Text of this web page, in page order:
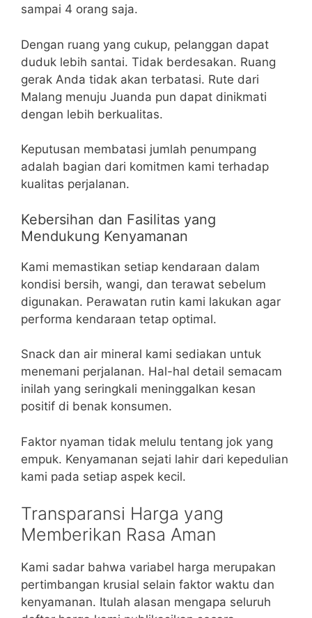
sampai 4 orang saja.
Dengan ruang yang cukup, pelanggan dapat
duduk lebih santai. Tidak berdesakan. Ruang
gerak Anda tidak akan terbatasi. Rute dari
Malang menuju Juanda pun dapat dinikmati
dengan lebih berkualitas.
Keputusan membatasi jumlah penumpang
adalah bagian dari komitmen kami terhadap
kualitas perjalanan.
Kebersihan dan Fasilitas yang
Mendukung Kenyamanan
Kami memastikan setiap kendaraan dalam
kondisi bersih, wangi, dan terawat sebelum
digunakan. Perawatan rutin kami lakukan agar
performa kendaraan tetap optimal.
Snack dan air mineral kami sediakan untuk
menemani perjalanan. Hal-hal detail semacam
inilah yang seringkali meninggalkan kesan
positif di benak konsumen.
Faktor nyaman tidak melulu tentang jok yang
empuk. Kenyamanan sejati lahir dari kepedulian
kami pada setiap aspek kecil.
Transparansi Harga yang
Memberikan Rasa Aman
Kami sadar bahwa variabel harga merupakan
pertimbangan krusial selain faktor waktu dan
kenyamanan. Itulah alasan mengapa seluruh